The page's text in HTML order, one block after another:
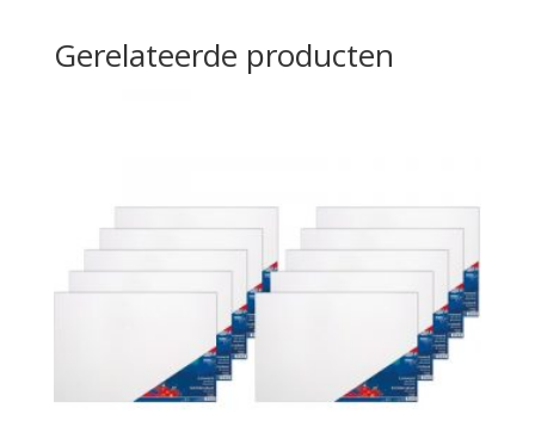
Gerelateerde producten